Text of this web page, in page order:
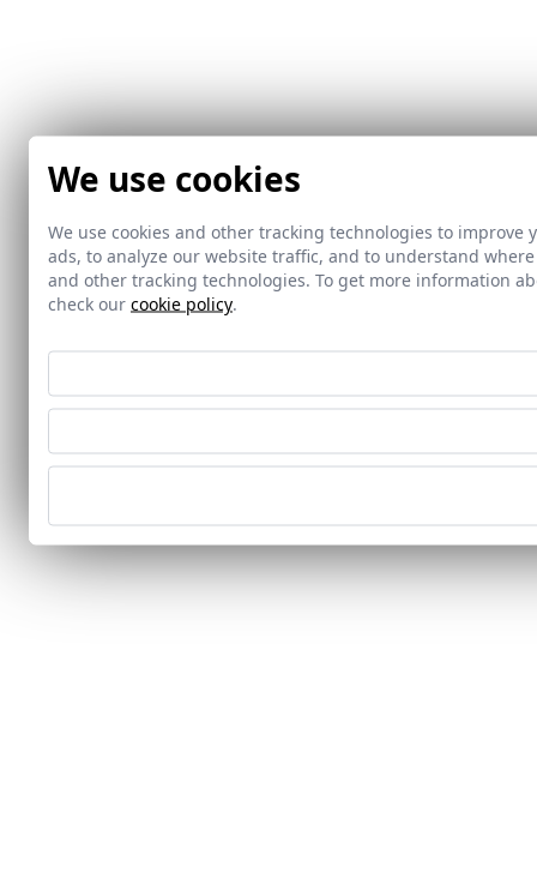
We use cookies
We use cookies and other tracking technologies to
ads, to analyze our website traffic, and to understand
and other tracking technologies. To get more information
check our cookie policy.